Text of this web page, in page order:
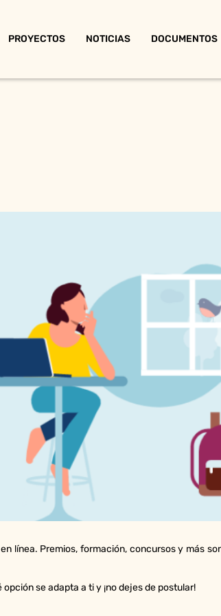
PROYECTOS NOTICIAS DOCUMENTOS
línea. Premios, formación, concursos y más
se adapta a ti y ¡no dejes de postular!